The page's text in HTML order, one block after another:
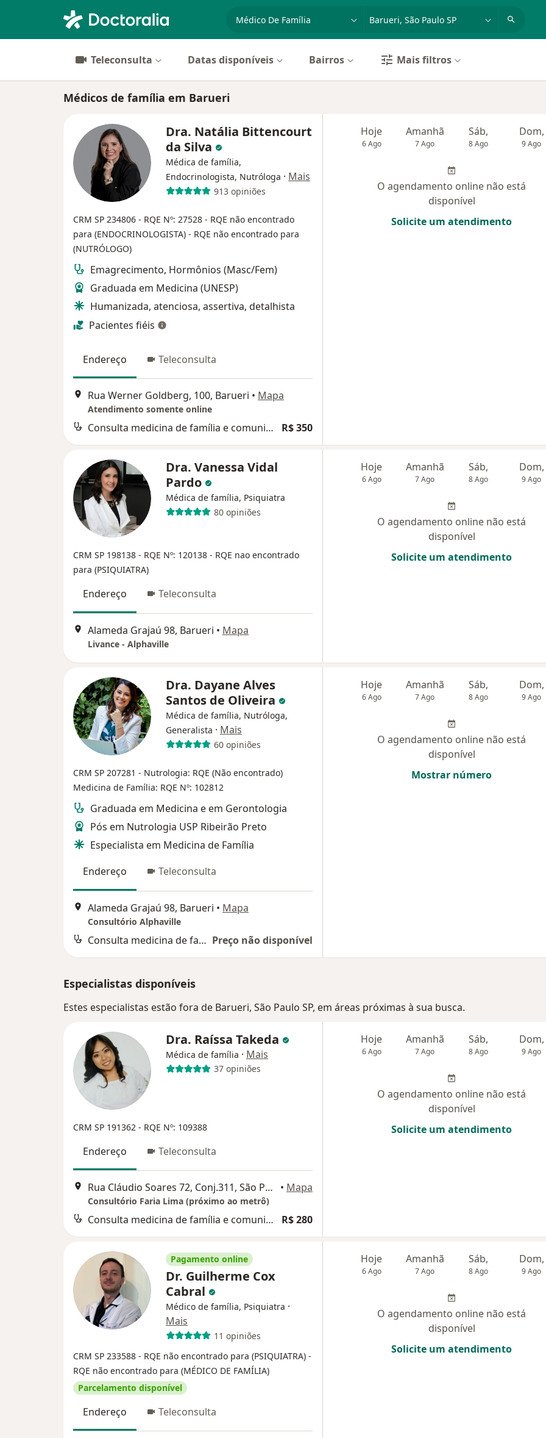
especialidade, doença ou nome
Teleconsulta Datas disponíveis Bairros Mais filtros
Médicos de família em Barueri
Dra. Natália Bittencourt
da Silva
Médica de família,
Endocrinologista, Nutróloga · Mais
913 opiniões
CRM SP 234806 - RQE Nº: 27528 - RQE não encontrado
para (ENDOCRINOLOGISTA) - RQE não encontrado para
(NUTRÓLOGO)
Emagrecimento, Hormônios (Masc/Fem)
Graduada em Medicina (UNESP)
Humanizada, atenciosa, assertiva, detalhista
Pacientes fiéis
Endereço Teleconsulta
Rua Werner Goldberg, 100, Barueri • Mapa
Atendimento somente online
Consulta medicina de família e comunidade R$ 350
Hoje
6 Ago
Amanhã
7 Ago
Sáb,
8 Ago
Dom,
9 Ago
O agendamento online não está
disponível
Solicite um atendimento
Dra. Vanessa Vidal
Pardo
Médica de família, Psiquiatra
80 opiniões
CRM SP 198138 - RQE Nº: 120138 - RQE nao encontrado
para (PSIQUIATRA)
Endereço Teleconsulta
Alameda Grajaú 98, Barueri • Mapa
Livance - Alphaville
Hoje
6 Ago
Amanhã
7 Ago
Sáb,
8 Ago
Dom,
9 Ago
O agendamento online não está
disponível
Solicite um atendimento
Dra. Dayane Alves
Santos de Oliveira
Médica de família, Nutróloga,
Generalista · Mais
60 opiniões
CRM SP 207281 - Nutrologia: RQE (Não encontrado)
Medicina de Família: RQE Nº: 102812
Graduada em Medicina e em Gerontologia
Pós em Nutrologia USP Ribeirão Preto
Especialista em Medicina de Família
Endereço
Teleconsulta
Alameda Grajaú 98, Barueri • Mapa
Consultório Alphaville
Consulta medicina de família e comunidade Preço não disponível
Hoje
6 Ago
Amanhã
7 Ago
Sáb,
8 Ago
Dom,
9 Ago
O agendamento online não está
disponível
Mostrar número
Especialistas disponíveis
Estes especialistas estão fora de Barueri, São Paulo SP, em áreas próximas à sua busca.
Dra. Raíssa Takeda
Médica de família · Mais
37 opiniões
CRM SP 191362 - RQE Nº: 109388
Endereço Teleconsulta
Rua Cláudio Soares 72, Conj.311, São Paulo • Mapa
Consultório Faria Lima (próximo ao metrô)
Consulta medicina de família e comunidade R$ 280
Hoje
6 Ago
Amanhã
7 Ago
Sáb,
8 Ago
Dom,
9 Ago
O agendamento online não está
disponível
Solicite um atendimento
Pagamento online
Dr. Guilherme Cox
Cabral
Médico de família, Psiquiatra ·
Mais
11 opiniões
CRM SP 233588 - RQE não encontrado para (PSIQUIATRA) -
RQE não encontrado para (MÉDICO DE FAMÍLIA)
Parcelamento disponível
Endereço Teleconsulta
Hoje
6 Ago
Amanhã
7 Ago
Sáb,
8 Ago
Dom,
9 Ago
O agendamento online não está
disponível
Solicite um atendimento